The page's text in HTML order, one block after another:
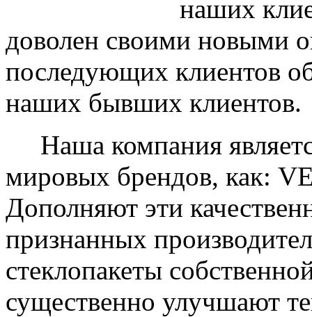
наших
доволен своими новыми
последующих клиентов
наших бывших клиентов.
Наша компания
мировых брендов, как:
Дополняют эти
признанных
стеклопакеты
существенно улучшают